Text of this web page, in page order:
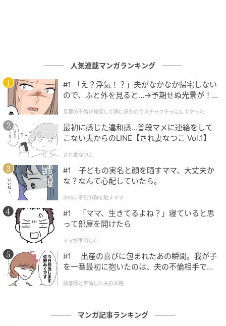
おすすめ連載マンガ
「今から死にま〜す
♡」
夫が育児をなめくさっ
てる件
第1話
愛猫と別れ、ぽっかり
空いた穴。そこにやっ
不倫返し
人気連載マンガランキング
#1 「え？浮気！？」夫がなかなか帰宅しない
ので、ふと外を見ると…→予期せぬ光景が！
クチャにしてやった
旦那の不倫が発覚して頭に来たのでメチャクチャにしてやった
最初に感じた違和感…普段マメに連絡をして
こない夫からのLINE【され妻なつこ Vol.1】
され妻なつこ
#1 子どもの実名と顔を晒すママ、大丈夫か
な？なんて心配していたら。
SNSに子供の顔を晒すママ
#1 「ママ、生きてるよね？」寝ていると思
って部屋を開けたら
ママが家出した
#1 出産の喜びに包まれたあの瞬間。我が子
を一番最初に抱いたのは、夫の不倫相手でし
助産師と不倫した夫の末路
マンガ記事ランキング